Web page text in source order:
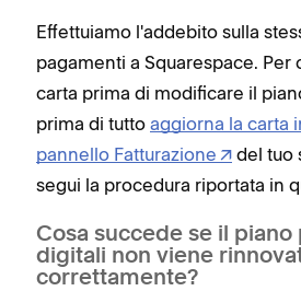
Effettuiamo l'addebito sulla
pagamenti a Squarespace. Per
carta prima di modificare il
prima di tutto aggiorna la carta
pannello Fatturazione
del tuo
segui la procedura riportata in
Cosa succede se il
digitali non viene
correttamente?